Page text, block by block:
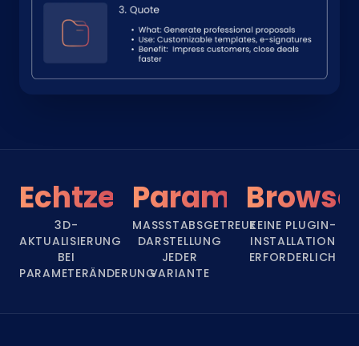
Echtzeit
3D-
AKTUALISIERUNG
BEI
PARAMETERÄNDERUNG
Parametrisch
MASSSTABSGETREUE D
ARSTELLUNG J
EDER V
ARIANTE
KEINE PLUGIN-
INSTALLATION
ERFORDERLICH